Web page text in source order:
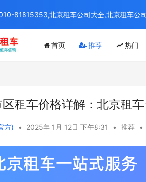
首页 推荐 热门
租车价格详解：北京租
方) • 2025年 1月 12日 下午8:31 • 推荐 •
81815353,北京租车公司大全,北京租车公